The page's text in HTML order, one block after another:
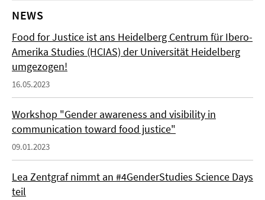
NEWS
Food for Justice ist ans Heidelberg Centrum für Ibero-
Amerika Studies (HCIAS) der Universität Heidelberg
umgezogen!
16.05.2023
Workshop "Gender awareness and visibility in
communication toward food justice"
09.01.2023
Lea Zentgraf nimmt an #4GenderStudies Science Days
teil